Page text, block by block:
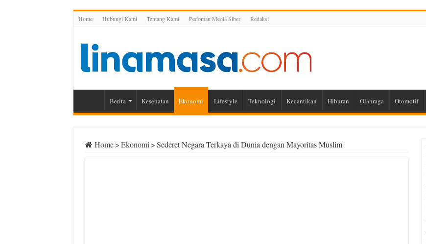
Home Hubungi Kami Tentang Kami Pedoman Media Siber Redaksi
Berita Kesehatan Ekonomi Lifestyle Teknologi Kecantikan Hiburan Olahraga Otomotif
Home >Ekonomi >Sederet Negara Terkaya di Dunia dengan Mayoritas Muslim